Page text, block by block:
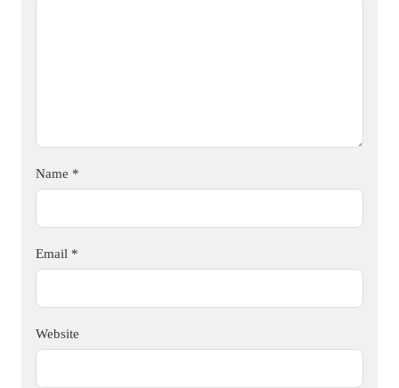
Name *
Email *
Website